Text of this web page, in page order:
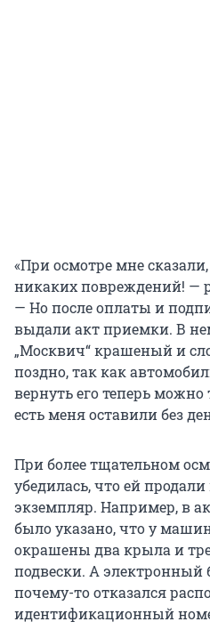
«При осмотре мне
никаких повреждений! —
— Но после оплаты и
выдали акт приемки. В
„Москвич“ крашеный и
поздно, так как
вернуть его теперь можно
есть меня оставили без
При более тщательном
убедилась, что ей
экземпляр. Например, в
было указано, что у
окрашены два крыла и
подвески. А электронный
почему-то отказался
идентификационный